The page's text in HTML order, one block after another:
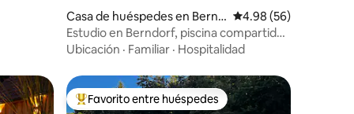
Casa de huéspedes en Bernd
orf
Calificación
4.98 (56)
Estudio en Berndorf, piscina compartida
+ sauna privada
Ubicación · Familiar · Hospitalidad
Favorito entre huéspedes preferido
Favorito entre huéspedes